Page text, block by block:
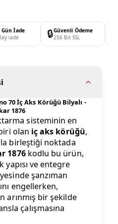
Gün İade
iade
🔒Güvenli Ödeme
256 Bit SSL
70 İç Aks Körüğü Bilyalı -
1876
sisteminin en
olan iç aks körüğü,
birleştiği noktada
1876kodlu bu ürün,
ve entegre
şanzıman
engellerken,
arınmış bir şekilde
çalışmasına